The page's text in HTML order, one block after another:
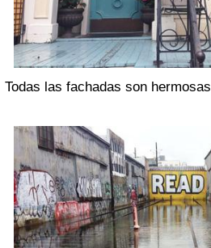
Todas las fachadas son hermosas